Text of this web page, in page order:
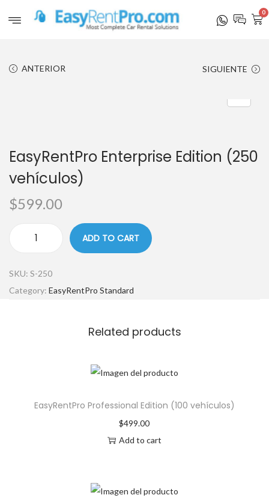
0
ANTERIOR SIGUIENTE
EasyRentPro Enterprise Edition (250
vehículos)
$599.00
ADD TO CART
SKU: S-250
Category: EasyRentPro Standard
Related products
EasyRentPro Professional Edition (100 vehículos)
$499.00
Add to cart